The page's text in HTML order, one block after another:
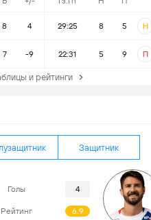
8 4 29:25 8 5 Н
7 -9 22:31 5 9 П
и рейтинги
Защитник
Голы 4
Рейтинг 6.9